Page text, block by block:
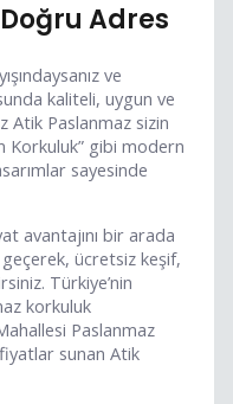
Adres
ve
kaliteli, uygun ve
Atik Paslanmaz sizin
Korkuluk” gibi modern
sayesinde
avantajını bir arada
ücretsiz keşif,
Türkiye’nin
korkuluk
Paslanmaz
sunan Atik